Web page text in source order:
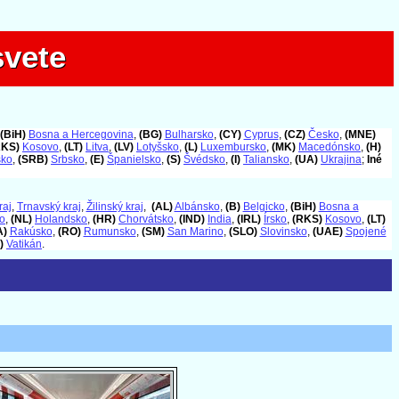
(BiH) Bosna a Hercegovina, (BG) Bulharsko, (CY) Cyprus, (CZ) Česko, (MNE)
Kosovo, (LT) Litva, (LV) Lotyšsko, (L) Luxembursko, (MK) Macedónsko, (H)
, (SRB) Srbsko, (E) Španielsko, (S) Švédsko, (I) Taliansko, (UA) Ukrajina; Iné
, Trnavský kraj, Žilinský kraj, (AL)Albánsko, (B) Belgicko, (BiH) Bosna a
, (NL) Holandsko, (HR) Chorvátsko, (IND) India, (IRL) Írsko, (RKS) Kosovo, (LT)
Rakúsko, (RO) Rumunsko, (SM) San Marino, (SLO) Slovinsko, (UAE) Spojené
Vatikán.